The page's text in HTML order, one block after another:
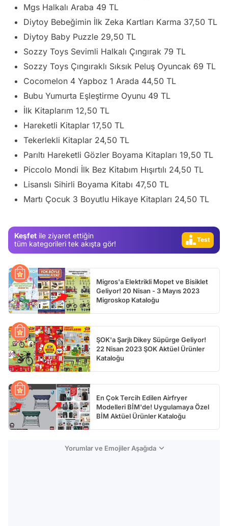
Mgs Halkalı Araba 49 TL
Diytoy Bebeğimin İlk Zeka Kartları Karma 37,50 TL
Diytoy Baby Puzzle 29,50 TL
Sozzy Toys Sevimli Halkalı Çıngırak 79 TL
Sozzy Toys Çıngıraklı Sıksık Peluş Oyuncak 69 TL
Cocomelon 4 Yapboz 1 Arada 44,50 TL
Bubu Yumurta Eşleştirme Oyunu 49 TL
İlk Kitaplarım 12,50 TL
Hareketli Kitaplar 17,50 TL
Tekerlekli Kitaplar 24,50 TL
Parıltı Hareketli Gözler Boyama Kitapları 19,50 TL
Piccolo Mondi İlk Bez Kitabım Hışırtılı 24,50 TL
Lisanslı Sihirli Boyama Kitabı 47,50 TL
Martı Çocuk 3 Boyutlu Hikaye Kitapları 24,50 TL
Keşfet ile ziyaret ettiğin
tüm kategorileri tek akışta gör!
Gündem
Test
Migros'a Elektrikli Mopet ve Bisiklet
Geliyor! 20 Nisan - 3 Mayıs 2023
Migroskop Kataloğu
ŞOK'a Şarjlı Dikey Süpürge Geliyor!
22 Nisan 2023 ŞOK Aktüel Ürünler
Kataloğu
En Çok Tercih Edilen Airfryer
Modelleri BİM'de! Uygulamaya Özel
BİM Aktüel Ürünler Kataloğu
Yorumlar ve Emojiler Aşağıda